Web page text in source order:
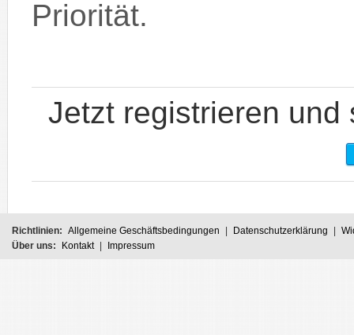
Priorität.
Jetzt registrieren und
Richtlinien: Allgemeine Geschäftsbedingungen Datenschutzerklärung
Über uns:
Kontakt Impressum